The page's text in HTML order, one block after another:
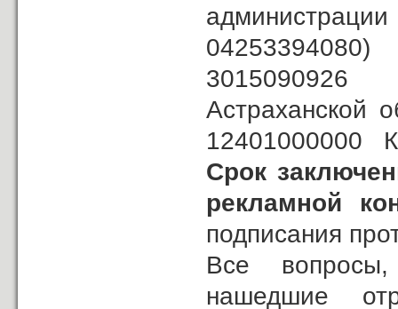
3015090926
Астраханской
12401000000
Срок
рекламной
подписания
Все
нашедшие